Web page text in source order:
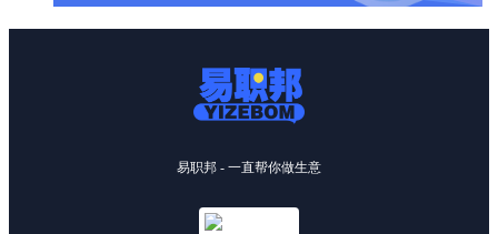
易职邦 - 一直帮你做生意